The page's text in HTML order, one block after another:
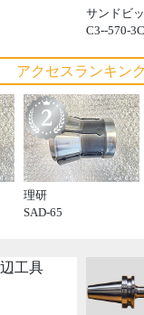
サンドビ
C3--570-
アクセスランキン
理研
SAD-65
工具